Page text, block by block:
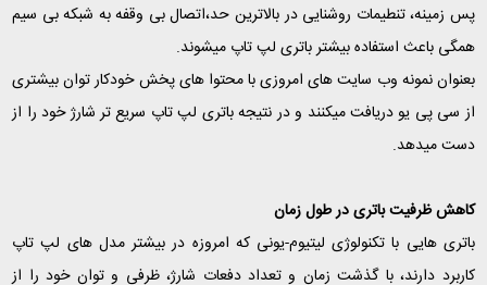
پس زمینه، تنطیمات روشنایی در بالاترین حد،اتصال بی وقفه به شبکه بی سیم
همگی باعث استفاده بیشتر باتری لپ تاپ میشوند.
بعنوان نمونه وب سایت های امروزی با محتوا های پخش خودکار توان بیشتری
از سی پی یو دریافت میکنند و در نتیجه باتری لپ تاپ سریع تر شارژ خود را از
دست میدهد.
کاهش ظرفیت باتری در طول زمان
باتری هایی با تکنولوژی لیتیوم-یونی که امروزه در بیشتر مدل های لپ تاپ
کاربرد دارند، با گذشت زمان و تعداد دفعات شارژ، ظرفی و توان خود را از